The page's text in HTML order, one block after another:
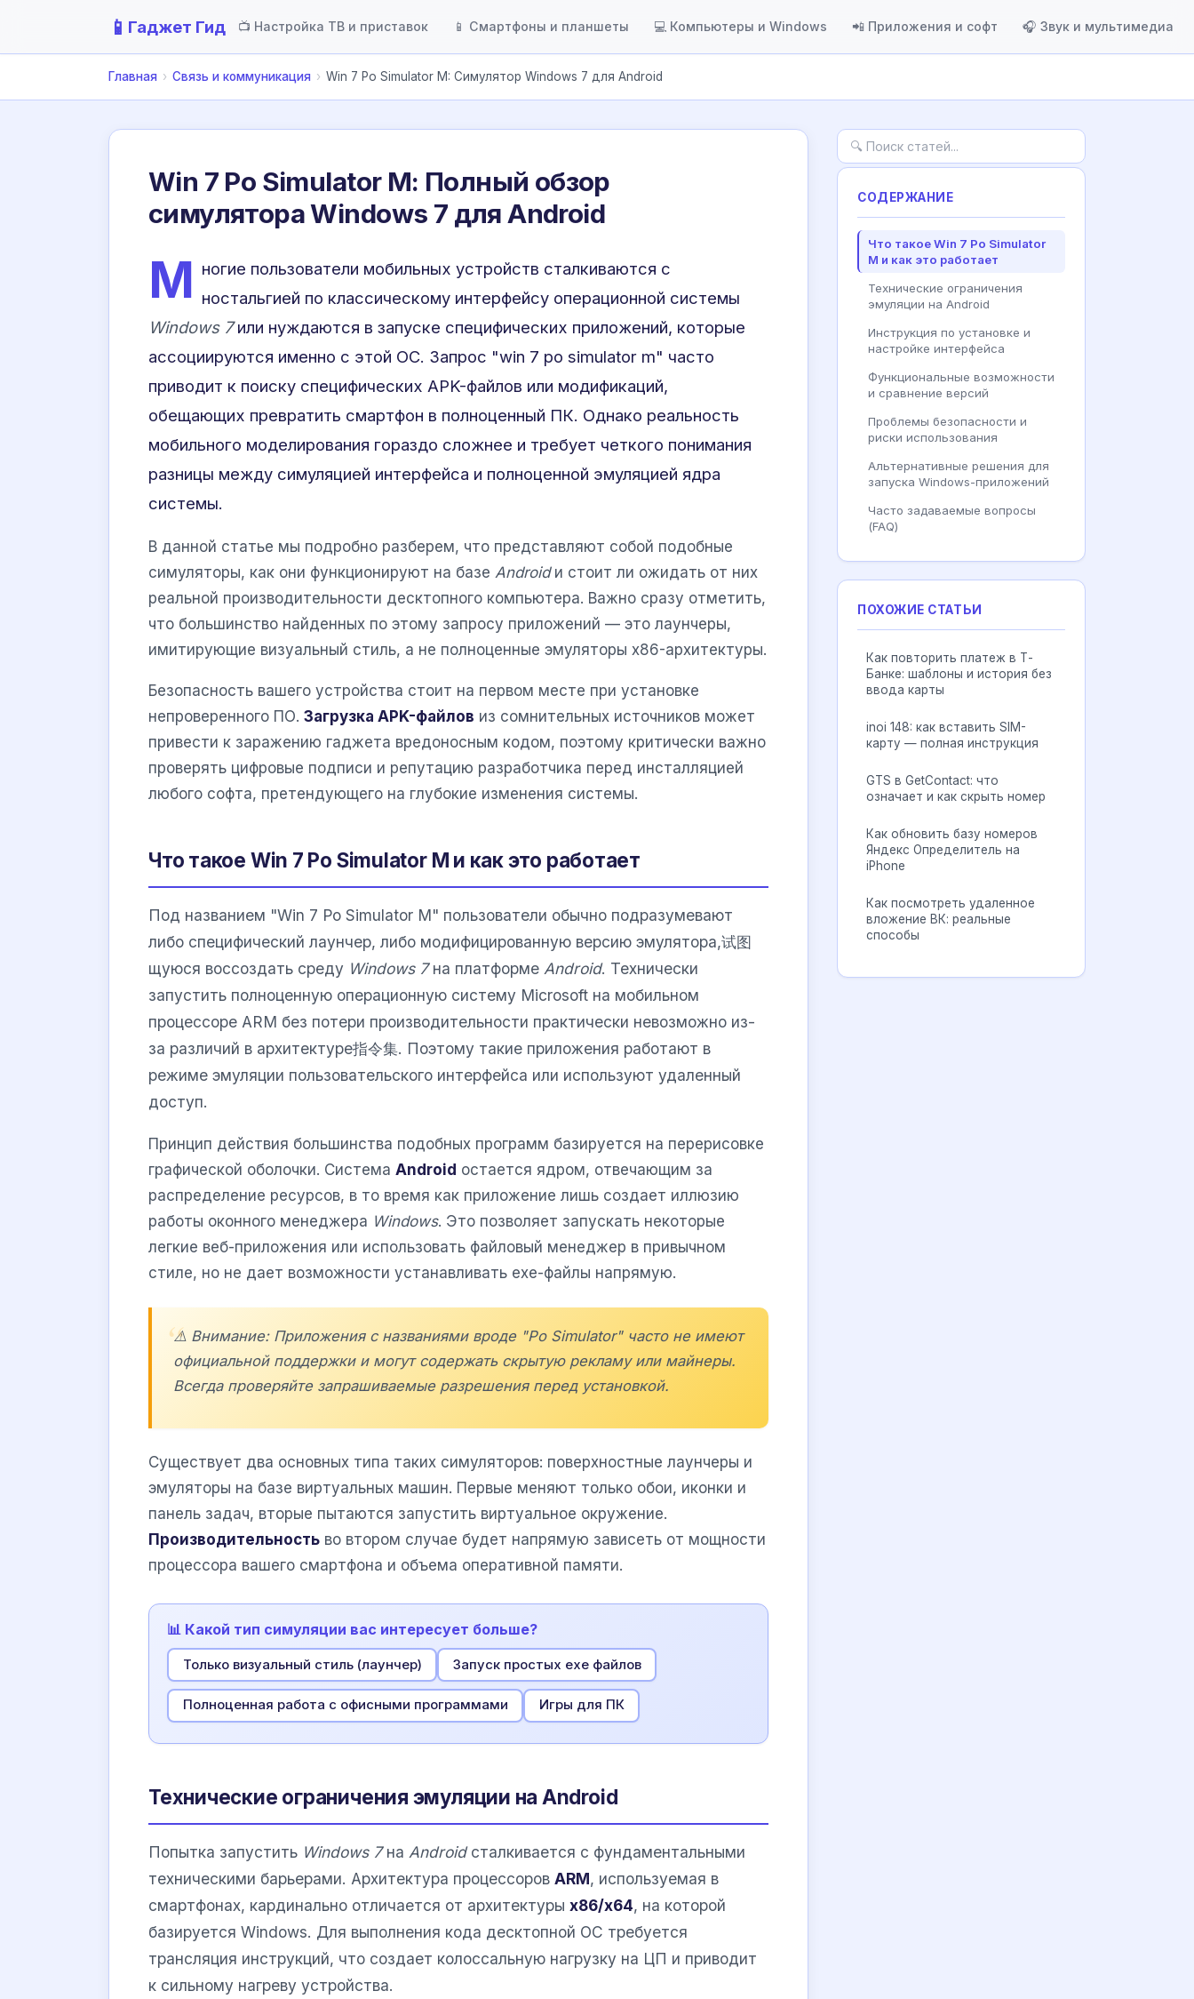
📱 Гаджет Гид 📺 Настройка ТВ и приставок 📱 Смартфоны и планшеты 💻 Компьютеры и Windows 📲 Приложения и софт 🎧 Звук и мультимедиа
Главная › Связь и коммуникация › Win 7 Po Simulator M: Симулятор Windows 7 для Android
Win 7 Po Simulator M: Полный обзор
симулятора Windows 7 для Android
М ногие пользователи мобильных устройств сталкиваются с
ностальгией по классическому интерфейсу операционной системы
Windows 7или нуждаются в запуске специфических приложений, которые
ассоциируются именно с этой ОС. Запрос "win 7 po simulator m" часто
приводит к поиску специфических APK-файлов или модификаций,
обещающих превратить смартфон в полноценный ПК. Однако реальность
мобильного моделирования гораздо сложнее и требует четкого понимания
разницы между симуляцией интерфейса и полноценной эмуляцией ядра
системы.
В данной статье мы подробно разберем, что представляют собой подобные
симуляторы, как они функционируют на базе Androidи стоит ли ожидать от них
реальной производительности десктопного компьютера. Важно сразу отметить,
что большинство найденных по этому запросу приложений — это лаунчеры,
имитирующие визуальный стиль, а не полноценные эмуляторы x86-архитектуры.
Безопасность вашего устройства стоит на первом месте при установке
непроверенного ПО. Загрузка APK-файлов из сомнительных источников может
привести к заражению гаджета вредоносным кодом, поэтому критически важно
проверять цифровые подписи и репутацию разработчика перед инсталляцией
любого софта, претендующего на глубокие изменения системы.
Что такое Win 7 Po Simulator M и как это работает
Под названием "Win 7 Po Simulator M" пользователи обычно подразумевают
либо специфический лаунчер, либо модифицированную версию эмулятора,试图
щуюся воссоздать среду Windows 7на платформе Android. Технически
запустить полноценную операционную систему Microsoft на мобильном
процессоре ARM без потери производительности практически невозможно из-
за различий в архитектуре指令集. Поэтому такие приложения работают в
режиме эмуляции пользовательского интерфейса или используют удаленный
доступ.
Принцип действия большинства подобных программ базируется на перерисовке
графической оболочки. Система Android остается ядром, отвечающим за
распределение ресурсов, в то время как приложение лишь создает иллюзию
работы оконного менеджера Windows. Это позволяет запускать некоторые
легкие веб-приложения или использовать файловый менеджер в привычном
стиле, но не дает возможности устанавливать exe-файлы напрямую.
⚠️ Внимание: Приложения с названиями вроде "Po Simulator" часто не имеют
официальной поддержки и могут содержать скрытую рекламу или майнеры.
Всегда проверяйте запрашиваемые разрешения перед установкой.
Существует два основных типа таких симуляторов: поверхностные лаунчеры и
эмуляторы на базе виртуальных машин. Первые меняют только обои, иконки и
панель задач, вторые пытаются запустить виртуальное окружение.
Производительность во втором случае будет напрямую зависеть от мощности
процессора вашего смартфона и объема оперативной памяти.
📊 Какой тип симуляции вас интересует больше?
Только визуальный стиль (лаунчер) Запуск простых exe файлов
Полноценная работа с офисными программами Игры для ПК
Технические ограничения эмуляции на Android
Попытка запустить Windows 7на Androidсталкивается с фундаментальными
техническими барьерами. Архитектура процессоров ARM, используемая в
смартфонах, кардинально отличается от архитектуры x86/x64, на которой
базируется Windows. Для выполнения кода десктопной ОС требуется
трансляция инструкций, что создает колоссальную нагрузку на ЦП и приводит
к сильному нагреву устройства.
СОДЕРЖАНИЕ
Что такое Win 7 Po Simulator
M и как это работает
Технические ограничения
эмуляции на Android
Инструкция по установке и
настройке интерфейса
Функциональные возможности
и сравнение версий
Проблемы безопасности и
риски использования
Альтернативные решения для
запуска Windows-приложений
Часто задаваемые вопросы
(FAQ)
ПОХОЖИЕ СТАТЬИ
Как повторить платеж в Т-
Банке: шаблоны и история без
ввода карты
inoi 148: как вставить SIM-
карту — полная инструкция
GTS в GetContact: что
означает и как скрыть номер
Как обновить базу номеров
Яндекс Определитель на
iPhone
Как посмотреть удаленное
вложение ВК: реальные
способы